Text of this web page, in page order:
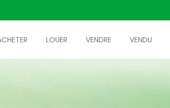
LOUER VENDRE VENDU